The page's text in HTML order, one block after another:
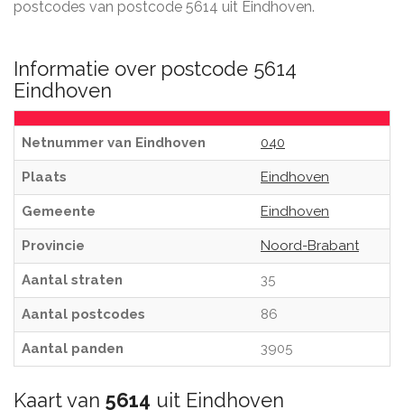
postcodes van postcode 5614 uit Eindhoven.
Informatie over postcode 5614
Eindhoven
Netnummer van Eindhoven 040
Plaats Eindhoven
Gemeente Eindhoven
Provincie Noord-Brabant
Aantal straten 35
Aantal postcodes 86
Aantal panden 3905
Kaart van 5614 uit Eindhoven